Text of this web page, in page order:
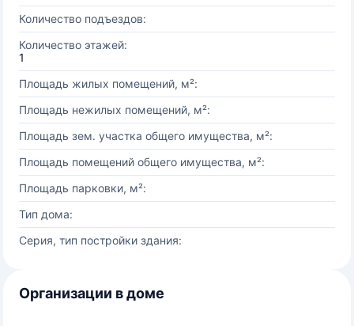
Количество подъездов:
Количество этажей:
1
Площадь жилых помещений, м²:
Площадь нежилых помещений, м²:
Площадь зем. участка общего имущества, м²:
Площадь помещений общего имущества, м²:
Площадь парковки, м²:
Тип дома:
Серия, тип постройки здания:
Организации в доме